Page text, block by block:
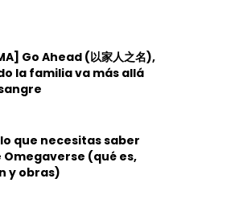
Go Ahead (以家人之名),
la familia va más allá
que necesitas saber
Omegaverse (qué es,
y obras)